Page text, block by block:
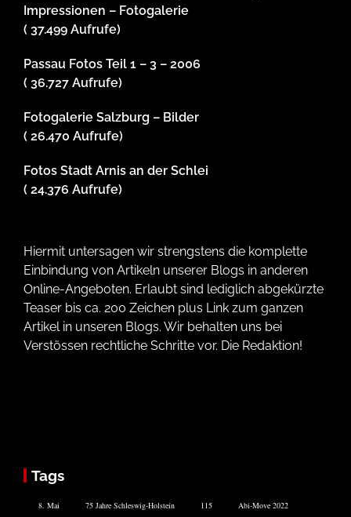
Impressionen – Fotogalerie
( 37.499 Aufrufe)
Passau Fotos Teil 1 – 3 – 2006
( 36.727 Aufrufe)
Fotogalerie Salzburg – Bilder
( 26.470 Aufrufe)
Fotos Stadt Arnis an der Schlei
( 24.376 Aufrufe)
Hiermit untersagen wir strengstens die komplette
Einbindung von Artikeln unserer Blogs in anderen
Online-Angeboten. Erlaubt sind lediglich abgekürzte
Teaser bis ca. 200 Zeichen plus Link zum ganzen
Artikel in unseren Blogs. Wir behalten uns bei
Verstössen rechtliche Schritte vor. Die Redaktion!
Tags
8. Mai 75 Jahre Schleswig-Holstein 115 Abi-Move 2022